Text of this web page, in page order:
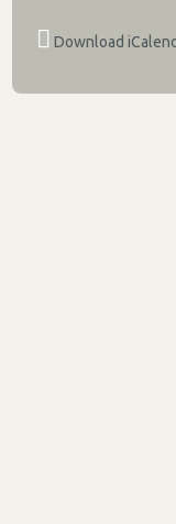
Download